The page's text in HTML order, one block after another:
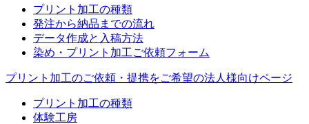
プリント加工の種類
発注から納品までの流れ
データ作成と入稿方法
染め・プリント加工ご依頼フォーム
プリント加工のご依頼・提携をご希望の法人様向けページ
プリント加工の種類
体験工房